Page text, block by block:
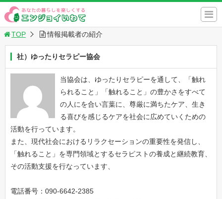
TOP 情報掲載者の紹介
社）ゆったりセラピー協会
当協会は、ゆったりセラピーを通して、「触れ
られること」「触れること」の豊かさをすべて
の人にを合い言葉に、尊厳に満ちたケア、生き
る喜びを感じるケアを社会に広めていくための
活動を行っています。
また、現代社会におけるリラクセーションの重要性を発信し、
「触れること」を専門領域とするセラピストの養成と継続教育、
その活動支援を行なっています、
電話番号：090-6642-2385